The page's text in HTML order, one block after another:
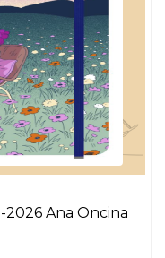
Ana Oncina